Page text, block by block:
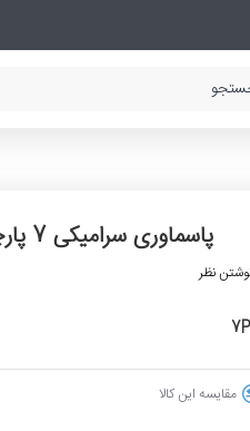
پاسماوری سرامیکی 7 پارچه 927
نظر
مقایسه این کالا